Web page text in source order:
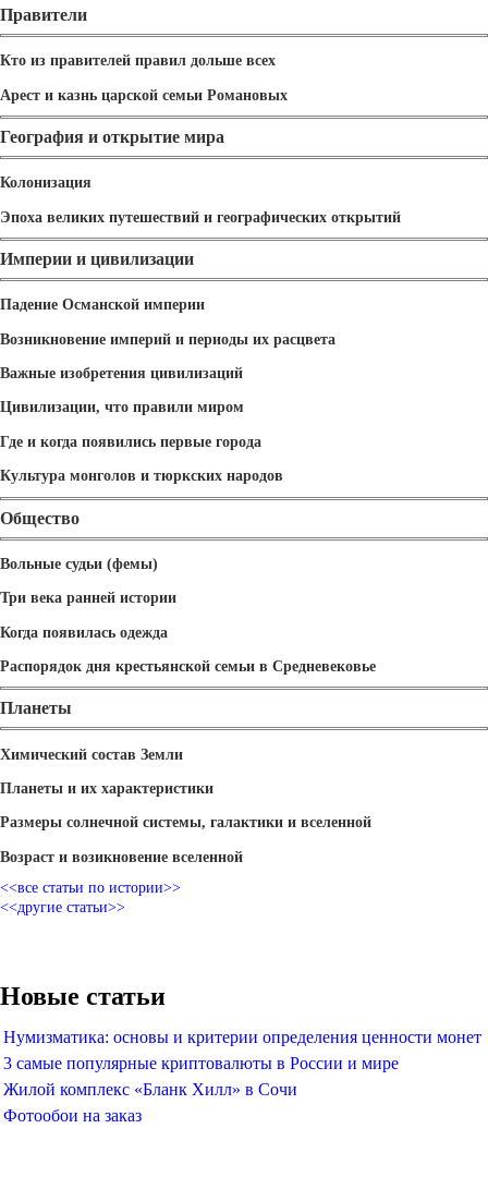
Правители
Кто из правителей правил дольше всех
Арест и казнь царской семьи Романовых
География и открытие мира
Колонизация
Эпоха великих путешествий и географических открытий
Империи и цивилизации
Падение Османской империи
Возникновение империй и периоды их расцвета
Важные изобретения цивилизаций
Цивилизации, что правили миром
Где и когда появились первые города
Культура монголов и тюркских народов
Общество
Вольные судьи (фемы)
Три века ранней истории
Когда появилась одежда
Распорядок дня крестьянской семьи в Средневековье
Планеты
Химический состав Земли
Планеты и их характеристики
Размеры солнечной системы, галактики и вселенной
Возраст и возикновение вселенной
<<все статьи по истории>>
<<другие статьи>>
Новые статьи
Нумизматика: основы и критерии определения ценности монет
3 самые популярные криптовалюты в России и мире
Жилой комплекс «Бланк Хилл» в Сочи
Фотообои на заказ